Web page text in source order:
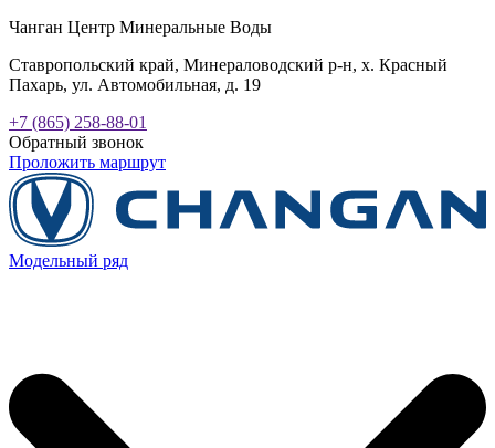
Чанган Центр Минеральные Воды
Ставропольский край, Минераловодский р-н, х. Красный
Пахарь, ул. Автомобильная, д. 19
+7 (865) 258-88-01
Обратный звонок
Проложить маршрут
Модельный ряд